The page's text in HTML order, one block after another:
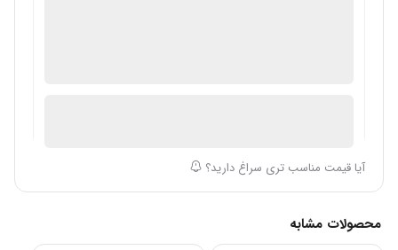
آیا قیمت مناسب تری سراغ دارید؟
محصولات مشابه